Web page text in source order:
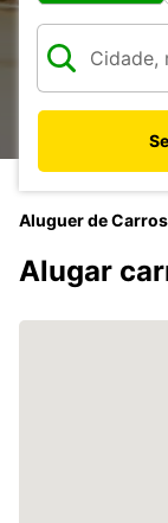
Aluguer de Carros
Alugar